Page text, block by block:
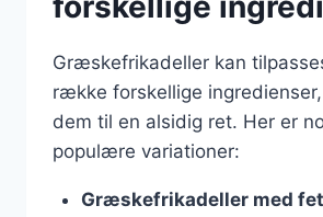
Græskefrikadeller kan
række forskellige
dem til en alsidig ret. Her er
populære variationer:
Græskefrikadeller med